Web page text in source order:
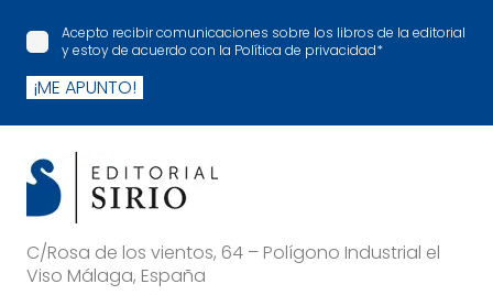
Acepto recibir comunicaciones sobre los libros de la editorial
y estoy de acuerdo con la Política de privacidad*
¡ME APUNTO!
C/Rosa de los vientos, 64 – Polígono Industrial el
Viso Málaga, España